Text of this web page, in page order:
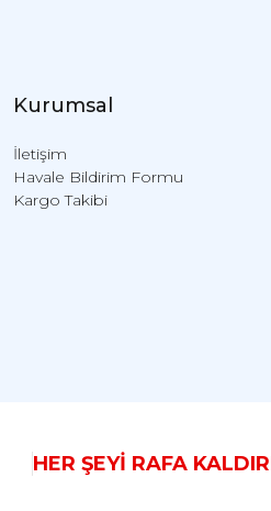
Kurumsal
İletişim
Havale Bildirim Formu
Kargo Takibi
HER ŞEYİ RAFA